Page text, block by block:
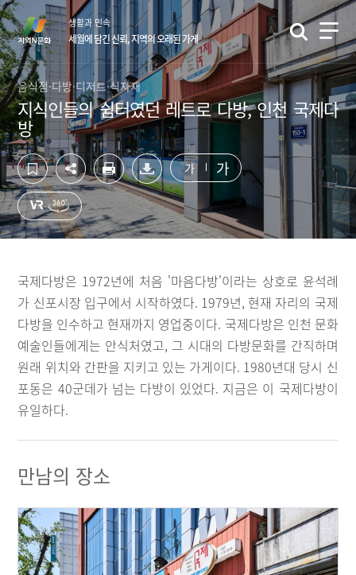
컨
텐
츠
영
역
바
로
가
기
하
단
영
역
바
로
가
기
생활과 민속
세월에 담긴 신뢰, 지역의 오래된 가게
음식점·다방·디저트·식자재
지식인들의 쉼터였던 레트로 다방, 인천 국제다
방
가 가
국제다방은 1972년에 처음 '마음다방'이라는 상호로 윤석례
가 신포시장 입구에서 시작하였다. 1979년, 현재 자리의 국제
다방을 인수하고 현재까지 영업중이다. 국제다방은 인천 문화
예술인들에게는 안식처였고, 그 시대의 다방문화를 간직하며
원래 위치와 간판을 지키고 있는 가게이다. 1980년대 당시 신
포동은 40군데가 넘는 다방이 있었다. 지금은 이 국제다방이
유일하다.
만남의 장소